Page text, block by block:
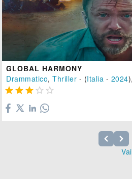
GLOBAL HARMONY
Drammatico,Thriller - (Italia - 2024
    